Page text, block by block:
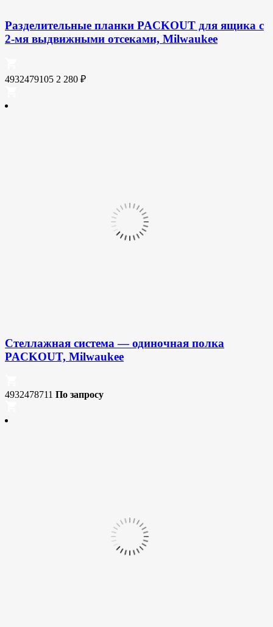
Разделительные планки PACKOUT для ящика с
2-мя выдвижными отсеками, Milwaukee
4932479105 2 280 ₽
Стеллажная система — одиночная полка
PACKOUT, Milwaukee
4932478711 По запросу